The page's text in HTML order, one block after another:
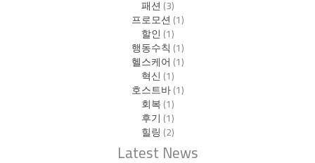
패션(3)
프로모션(1)
할인(1)
행동수칙 (1)
헬스케어 (1)
혁신(1)
호스트바(1)
회복(1)
후기 (1)
힐링 (2)
Latest News